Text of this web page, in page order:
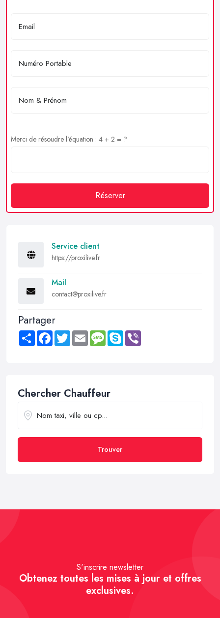
Merci de résoudre l'équation : 4 + 2 = ?
Réserver
Service client
https://proxilive.fr
Mail
contact@proxilive.fr
Partager
Share FacebookTwitter Email MessageSkype
Chercher Chauffeur
Trouver
S'inscrire newsletter
Obtenez toutes les mises à jour et offres
exclusives.